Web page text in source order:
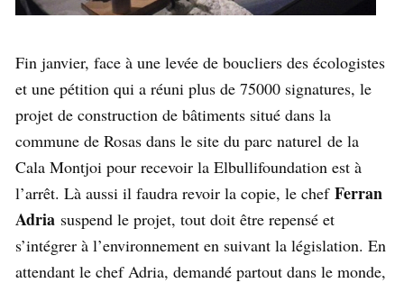
Fin janvier, face à une levée de boucliers des écologistes
et une pétition qui a réuni plus de 75000 signatures, le
projet de construction de bâtiments situé dans la
commune de Rosas dans le site du parc naturel de la
Cala Montjoi pour recevoir la Elbullifoundation est à
l’arrêt. Là aussi il faudra revoir la copie, le chef Ferran
Adria suspend le projet, tout doit être repensé et
s’intégrer à l’environnement en suivant la législation. En
attendant le chef Adria, demandé partout dans le monde,